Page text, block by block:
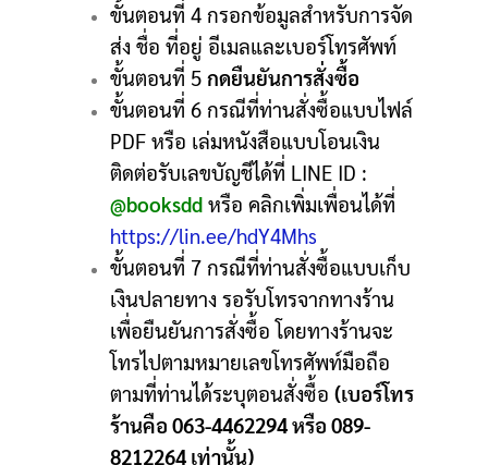
ขั้นตอนที่ 4 กรอกข้อมูลสำหรับการจัด
ส่ง ชื่อ ที่อยู่ อีเมลและเบอร์โทรศัพท์
ขั้นตอนที่ 5กดยืนยันการสั่งซื้อ
ขั้นตอนที่ 6 กรณีที่ท่านสั่งซื้อแบบไฟล์
PDF หรือ เล่มหนังสือแบบโอนเงิน
ติดต่อรับเลขบัญชีได้ที่ LINE ID :
@booksdd หรือ คลิกเพิ่มเพื่อนได้ที่
https://lin.ee/hdY4Mhs
ขั้นตอนที่ 7 กรณีที่ท่านสั่งซื้อแบบเก็บ
เงินปลายทาง รอรับโทรจากทางร้าน
เพื่อยืนยันการสั่งซื้อ โดยทางร้านจะ
โทรไปตามหมายเลขโทรศัพท์มือถือ
ตามที่ท่านได้ระบุตอนสั่งซื้อ(เบอร์โทร
ร้านคือ 063-4462294 หรือ 089-
8212264 เท่านั้น)